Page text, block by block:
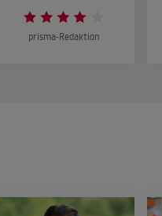
prisma-Redaktion